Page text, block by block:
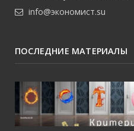
info@экономист.su
ПОСЛЕДНИЕ МАТЕРИАЛЫ